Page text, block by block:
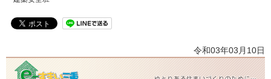
令和03年03月10日